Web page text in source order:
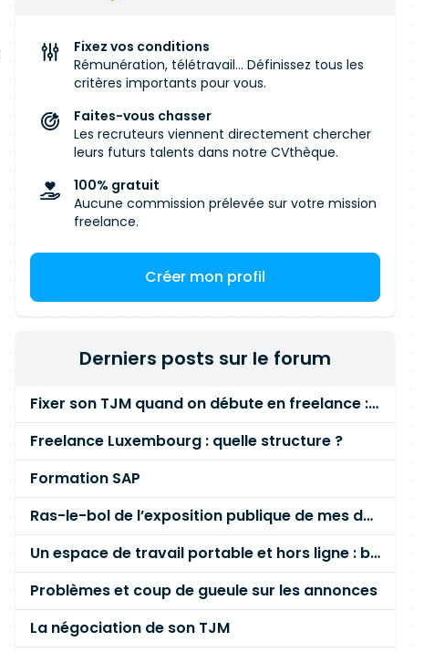
Fixez vos conditions
Rémunération, télétravail... Définissez tous les
critères importants pour vous.
Faites-vous chasser
Les recruteurs viennent directement chercher
leurs futurs talents dans notre CVthèque.
100% gratuit
Aucune commission prélevée sur votre mission
freelance.
Créer mon profil
Derniers posts sur le forum
Fixer son TJM quand on débute en freelance : la méthode mathématique (et pas au feeling) 🛑
Freelance Luxembourg : quelle structure ?
Formation SAP
Ras-le-bol de l’exposition publique de mes données personnelles liées à mon entreprise
Un espace de travail portable et hors ligne : besoin réel ou fausse bonne idée ?
Problèmes et coup de gueule sur les annonces
La négociation de son TJM